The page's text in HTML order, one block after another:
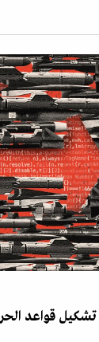
تشكيل قواعد